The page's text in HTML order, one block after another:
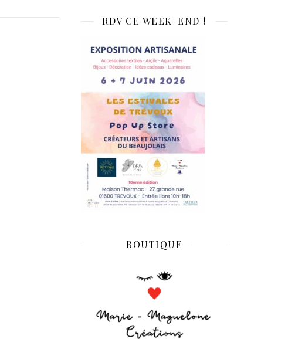
RDV CE WEEK-END !
BOUTIQUE